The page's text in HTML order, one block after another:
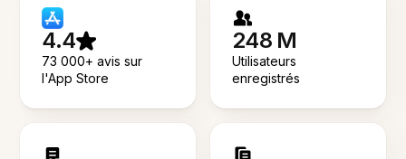
4.4
73 000+ avis sur
l'App Store
248 M
Utilisateurs
enregistrés